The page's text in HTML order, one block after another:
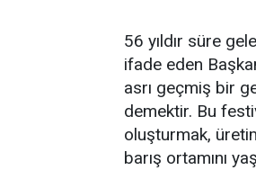
56 yıldır süre
ifade eden
asrı geçmiş bir
demektir. Bu
oluşturmak,
barış ortamını